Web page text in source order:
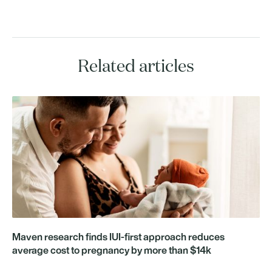
Related articles
Maven research finds IUI-first approach reduces
average cost to pregnancy by more than $14k